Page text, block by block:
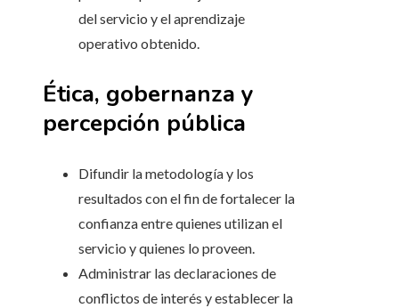
del servicio y el aprendizaje
operativo obtenido.
Ética, gobernanza y
percepción pública
Difundir la metodología y los
resultados con el fin de fortalecer la
confianza entre quienes utilizan el
servicio y quienes lo proveen.
Administrar las declaraciones de
conflictos de interés y establecer la